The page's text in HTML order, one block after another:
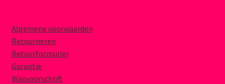
Algemene voorwaarden
Retourneren
Retourformulier
Garantie
Wasvoorschrift